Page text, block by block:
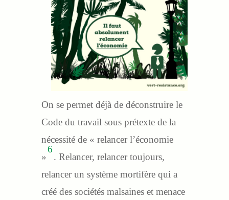
On se permet déjà de déconstruire le
Code du travail sous prétexte de la
nécessité de « relancer l’économie
»
6
. Relancer, relancer toujours,
relancer un système mortifère qui a
créé des sociétés malsaines et menace